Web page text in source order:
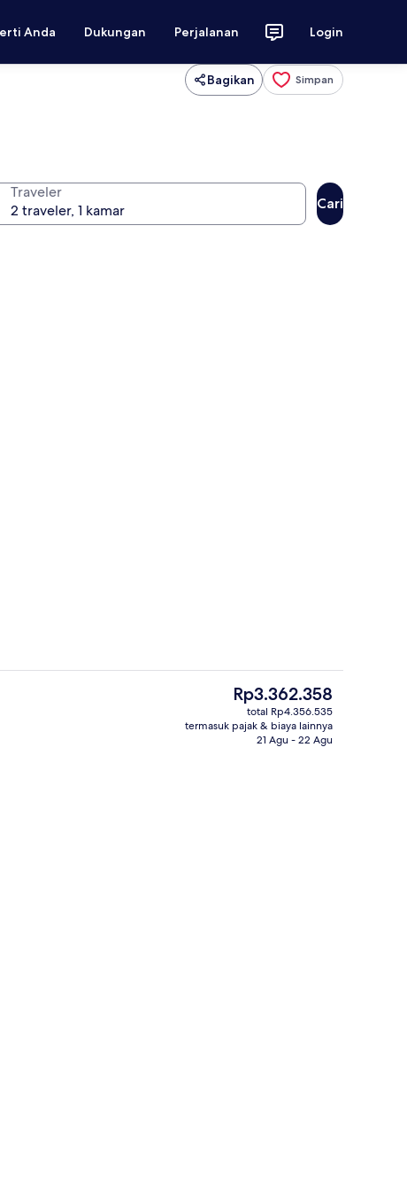
Anda Dukungan Perjalanan Login
Bagikan Simpan
Traveler
Cari
Kota | Seprai premium, meja kerja, dan ruang kerja ramah laptop
Restoran
Harga
saat
ini
Rp3.362.358
Rp3.362.358
total Rp4.356.535
termasuk pajak & biaya lainnya
21 Agu - 22 Agu